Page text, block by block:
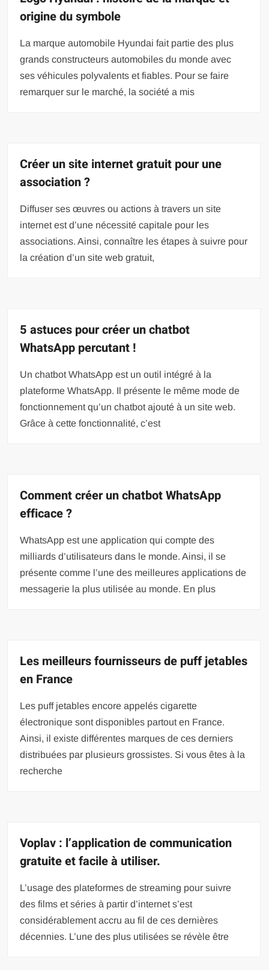
origine du symbole
La marque automobile Hyundai fait partie des plus
grands constructeurs automobiles du monde avec
ses véhicules polyvalents et fiables. Pour se faire
remarquer sur le marché, la société a mis
Créer un site internet gratuit pour une
association ?
Diffuser ses œuvres ou actions à travers un site
internet est d’une nécessité capitale pour les
associations. Ainsi, connaître les étapes à suivre pour
la création d’un site web gratuit,
5 astuces pour créer un chatbot
WhatsApp percutant !
Un chatbot WhatsApp est un outil intégré à la
plateforme WhatsApp. Il présente le même mode de
fonctionnement qu’un chatbot ajouté à un site web.
Grâce à cette fonctionnalité, c’est
Comment créer un chatbot WhatsApp
efficace ?
WhatsApp est une application qui compte des
milliards d’utilisateurs dans le monde. Ainsi, il se
présente comme l’une des meilleures applications de
messagerie la plus utilisée au monde. En plus
Les meilleurs fournisseurs de puff jetables
en France
Les puff jetables encore appelés cigarette
électronique sont disponibles partout en France.
Ainsi, il existe différentes marques de ces derniers
distribuées par plusieurs grossistes. Si vous êtes à la
recherche
Voplav : l’application de communication
gratuite et facile à utiliser.
L’usage des plateformes de streaming pour suivre
des films et séries à partir d’internet s’est
considérablement accru au fil de ces dernières
décennies. L’une des plus utilisées se révèle être